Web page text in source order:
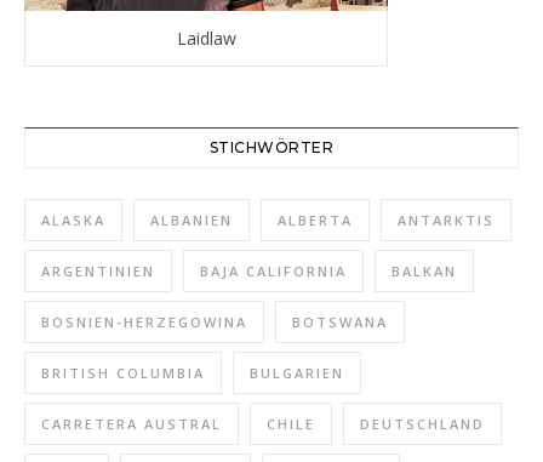
Laidlaw
STICHWÖRTER
ALASKA ALBANIEN ALBERTA ANTARKTIS
ARGENTINIEN BAJA CALIFORNIA BALKAN
BOSNIEN-HERZEGOWINA BOTSWANA
BRITISH COLUMBIA BULGARIEN
CARRETERA AUSTRAL CHILE DEUTSCHLAND